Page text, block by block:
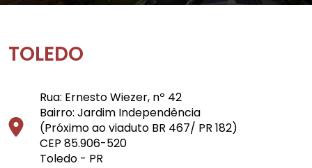
TOLEDO
Rua: Ernesto Wiezer, nº 42
Bairro: Jardim Independência
(Próximo ao viaduto BR 467/ PR 182)
CEP 85.906-520
Toledo - PR